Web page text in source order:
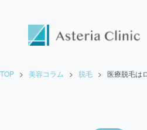
TOP > 美容コラム > 脱毛 > 医療脱毛は